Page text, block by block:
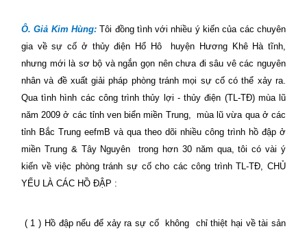
Ô. Giả Kim Hùng: Tôi đồng tình với nhiều ý kiến của các chuyên
gia về sự cố ở thủy điện Hổ Hô
huyện Hương Khê Hà tĩnh,
nhưng mới là sơ bộ và ngắn gọn nên chưa đi sâu vê các nguyên
nhân và đề xuất giải pháp phòng tránh mọi sự cố có thể xảy ra.
Qua tình hình các công trình thủy lợi - thủy điện (TL-TĐ) mùa lũ
năm 2009 ở các tỉnh ven biển miền Trung,
mùa lũ vừa qua ở các
tỉnh Bắc Trung eefmB và qua theo dõi nhiều công trình hồ đập ở
miền Trung & Tây Nguyên
trong hơn 30 năm qua, tôi có vài ý
kiến về việc phòng tránh sự cố cho các công trình TL-TĐ, CHỦ
YẾU LÀ CÁC HỒ ĐẬP :
( 1 ) Hồ đập nếu để xảy ra sự cố không
chỉ thiệt hại về tài sản